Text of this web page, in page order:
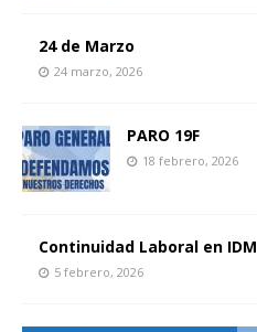
24 de Marzo
24 marzo, 2026
PARO 19F
18 febrero, 2026
Continuidad Laboral en IDM
5 febrero, 2026